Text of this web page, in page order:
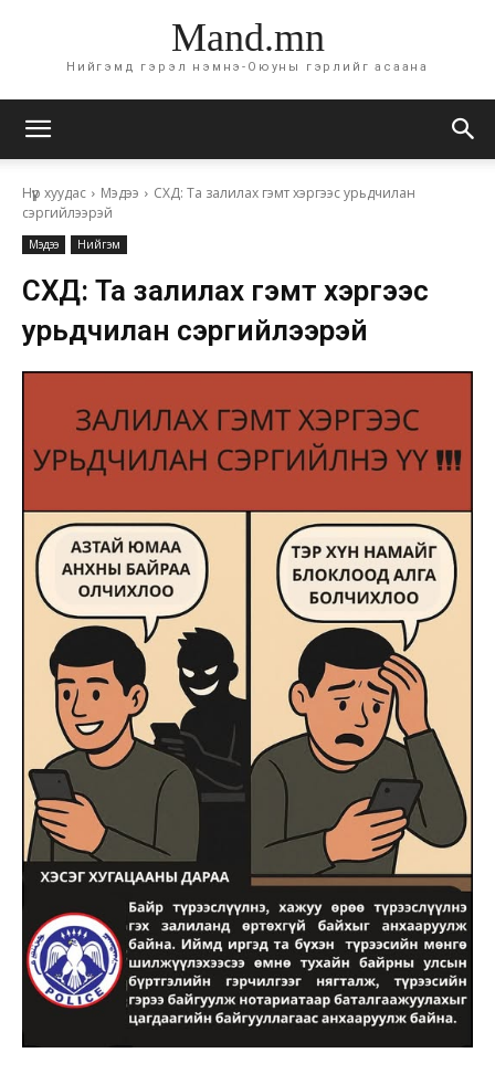
Mand.mn
Нийгэмд гэрэл нэмнэ-Оюуны гэрлийг асаана
Нүүр хуудас Мэдээ
СХД: Та залилах гэмт хэргээс урьдчилан
сэргийлээрэй
Мэдээ Нийгэм
СХД: Та залилах гэмт хэргээс
урьдчилан сэргийлээрэй